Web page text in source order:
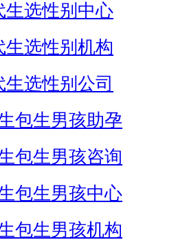
生选性别中心
生选性别机构
生选性别公司
包生男孩助孕
包生男孩咨询
包生男孩中心
包生男孩机构